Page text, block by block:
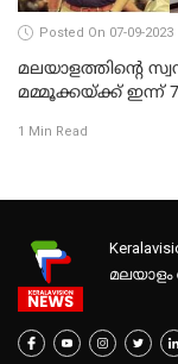
Posted On 07-09-2023
മലയാളത്തിന്റെ സ്വന്തം
മമ്മൂക്കയ്ക്ക് ഇന്ന്
1 Min Read